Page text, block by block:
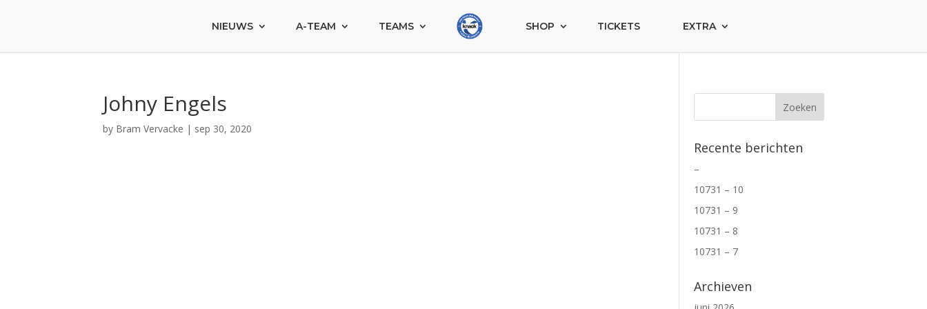
NIEUWS A-TEAM TEAMS SHOP TICKETS EXTRA
Johny Engels
by Bram Vervacke | sep 30, 2020
Recente berichten
–
10731 – 10
10731 – 9
10731 – 8
10731 – 7
Archieven